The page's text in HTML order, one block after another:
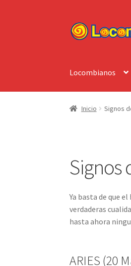
Ir
a
Ir
al
Locombianos
Inicio Signos
Signos
Ya basta de que
verdaderas
hasta ahora
ARIES (20